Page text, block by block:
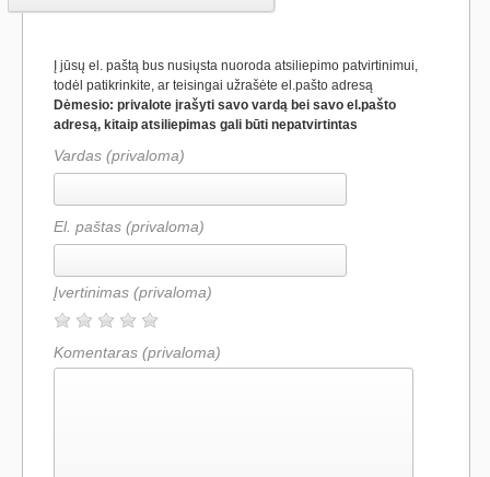
Į jūsų el. paštą bus nusiųsta nuoroda atsiliepimo patvirtinimui,
todėl patikrinkite, ar teisingai užrašėte el.pašto adresą
Dėmesio: privalote įrašyti savo vardą bei savo el.pašto
adresą, kitaip atsiliepimas gali būti nepatvirtintas
Vardas (privaloma)
El. paštas (privaloma)
Įvertinimas (privaloma)
Komentaras (privaloma)